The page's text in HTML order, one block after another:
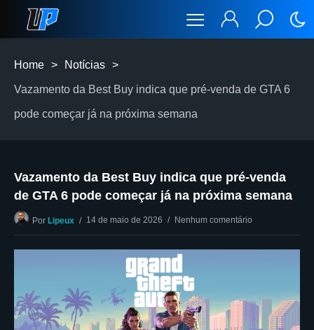
Home > Notícias >
Vazamento da Best Buy indica que pré-venda de GTA 6
pode começar já na próxima semana
Vazamento da Best Buy indica que pré-venda
de GTA 6 pode começar já na próxima semana
Por Lipeux 14 de maio de 2026 Nenhum comentário